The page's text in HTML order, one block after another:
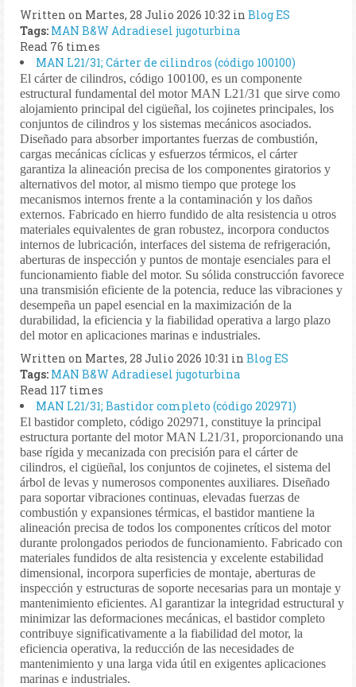
Written on Martes, 28 Julio 2026 10:32 in Blog ES
Tags: MAN B&WAdradiesel jugoturbina
Read 76 times
MAN L21/31; Cárter de cilindros (código 100100)
El cárter de cilindros, código 100100, es un componente
estructural fundamental del motor MAN L21/31 que sirve como
alojamiento principal del cigüeñal, los cojinetes principales, los
conjuntos de cilindros y los sistemas mecánicos asociados.
Diseñado para absorber importantes fuerzas de combustión,
cargas mecánicas cíclicas y esfuerzos térmicos, el cárter
garantiza la alineación precisa de los componentes giratorios y
alternativos del motor, al mismo tiempo que protege los
mecanismos internos frente a la contaminación y los daños
externos. Fabricado en hierro fundido de alta resistencia u otros
materiales equivalentes de gran robustez, incorpora conductos
internos de lubricación, interfaces del sistema de refrigeración,
aberturas de inspección y puntos de montaje esenciales para el
funcionamiento fiable del motor. Su sólida construcción favorece
una transmisión eficiente de la potencia, reduce las vibraciones y
desempeña un papel esencial en la maximización de la
durabilidad, la eficiencia y la fiabilidad operativa a largo plazo
del motor en aplicaciones marinas e industriales.
Written on Martes, 28 Julio 2026 10:31 in Blog ES
Tags: MAN B&WAdradiesel jugoturbina
Read 117 times
MAN L21/31; Bastidor completo (código 202971)
El bastidor completo, código 202971, constituye la principal
estructura portante del motor MAN L21/31, proporcionando una
base rígida y mecanizada con precisión para el cárter de
cilindros, el cigüeñal, los conjuntos de cojinetes, el sistema del
árbol de levas y numerosos componentes auxiliares. Diseñado
para soportar vibraciones continuas, elevadas fuerzas de
combustión y expansiones térmicas, el bastidor mantiene la
alineación precisa de todos los componentes críticos del motor
durante prolongados periodos de funcionamiento. Fabricado con
materiales fundidos de alta resistencia y excelente estabilidad
dimensional, incorpora superficies de montaje, aberturas de
inspección y estructuras de soporte necesarias para un montaje y
mantenimiento eficientes. Al garantizar la integridad estructural y
minimizar las deformaciones mecánicas, el bastidor completo
contribuye significativamente a la fiabilidad del motor, la
eficiencia operativa, la reducción de las necesidades de
mantenimiento y una larga vida útil en exigentes aplicaciones
marinas e industriales.